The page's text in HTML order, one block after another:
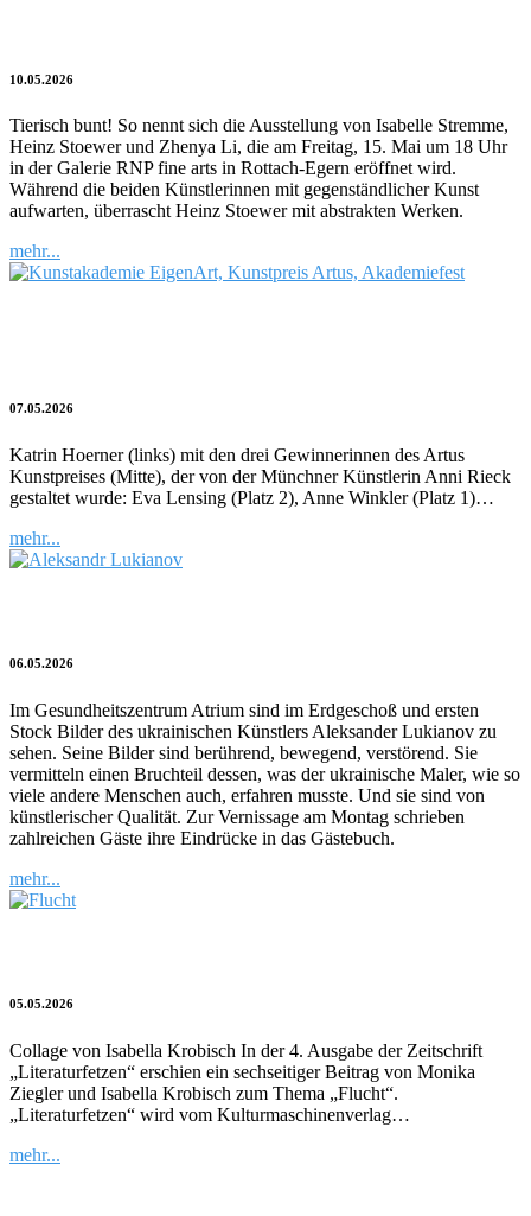
10.05.2026
Tierisch bunt! So nennt sich die Ausstellung von Isabelle Stremme,
Heinz Stoewer und Zhenya Li, die am Freitag, 15. Mai um 18 Uhr
in der Galerie RNP fine arts in Rottach-Egern eröffnet wird.
Während die beiden Künstlerinnen mit gegenständlicher Kunst
aufwarten, überrascht Heinz Stoewer mit abstrakten Werken.
mehr...
07.05.2026
Katrin Hoerner (links) mit den drei Gewinnerinnen des Artus
Kunstpreises (Mitte), der von der Münchner Künstlerin Anni Rieck
gestaltet wurde: Eva Lensing (Platz 2), Anne Winkler (Platz 1)…
mehr...
06.05.2026
Im Gesundheitszentrum Atrium sind im Erdgeschoß und ersten
Stock Bilder des ukrainischen Künstlers Aleksander Lukianov zu
sehen. Seine Bilder sind berührend, bewegend, verstörend. Sie
vermitteln einen Bruchteil dessen, was der ukrainische Maler, wie so
viele andere Menschen auch, erfahren musste. Und sie sind von
künstlerischer Qualität. Zur Vernissage am Montag schrieben
zahlreichen Gäste ihre Eindrücke in das Gästebuch.
mehr...
05.05.2026
Collage von Isabella Krobisch In der 4. Ausgabe der Zeitschrift
„Literaturfetzen“ erschien ein sechseitiger Beitrag von Monika
Ziegler und Isabella Krobisch zum Thema „Flucht“.
„Literaturfetzen“ wird vom Kulturmaschinenverlag…
mehr...